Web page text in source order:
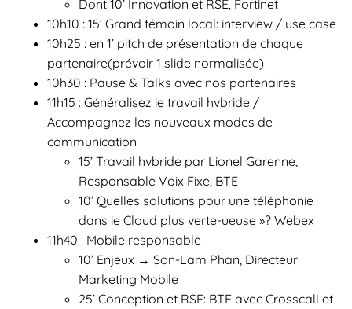
Dont 10’ Innovation et RSE, Fortinet
10h10 : 15’ Grand témoin local: interview / use case
10h25 : en 1’ pitch de présentation de chaque
partenaire(prévoir 1 slide normalisée)
10h30 : Pause & Talks avec nos partenaires
11h15 : Généralisez ie travail hvbride /
Accompagnez les nouveaux modes de
communication
15’ Travail hvbride par Lionel Garenne,
Responsable Voix Fixe, BTE
10’ Quelles solutions pour une téléphonie
dans ie Cloud plus verte-ueuse »? Webex
11h40 : Mobile responsable
10’ Enjeux → Son-Lam Phan, Directeur
Marketing Mobile
25’ Conception et RSE: BTE avec Crosscall et